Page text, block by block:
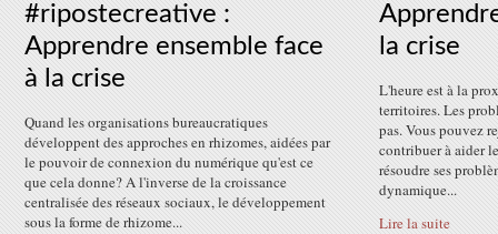
#ripostecreative :
Apprendre ensemble face
à la crise
Quand les organisations bureaucratiques
développent des approches en rhizomes, aidées par
le pouvoir de connexion du numérique qu'est ce
que cela donne? A l'inverse de la croissance
centralisée des réseaux sociaux, le développement
sous la forme de rhizome...
la crise
L'heure est à la
territoires. Les
pas. Vous pouvez
contribuer à aider
résoudre ses
dynamique...
Lire la suite